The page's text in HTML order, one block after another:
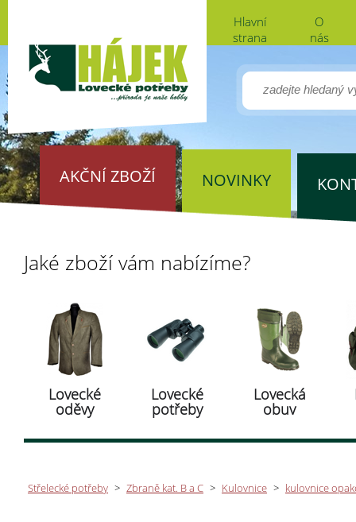
Hlavní
strana
O
nás
AKČNÍ ZBOŽÍ NOVINKY
Jaké zboží vám nabízíme?
Lovecké
oděvy
Lovecké
potřeby
Lovecká
obuv
Střelecké potřeby > Zbraně kat. B a C > Kulovnice > kulovnice